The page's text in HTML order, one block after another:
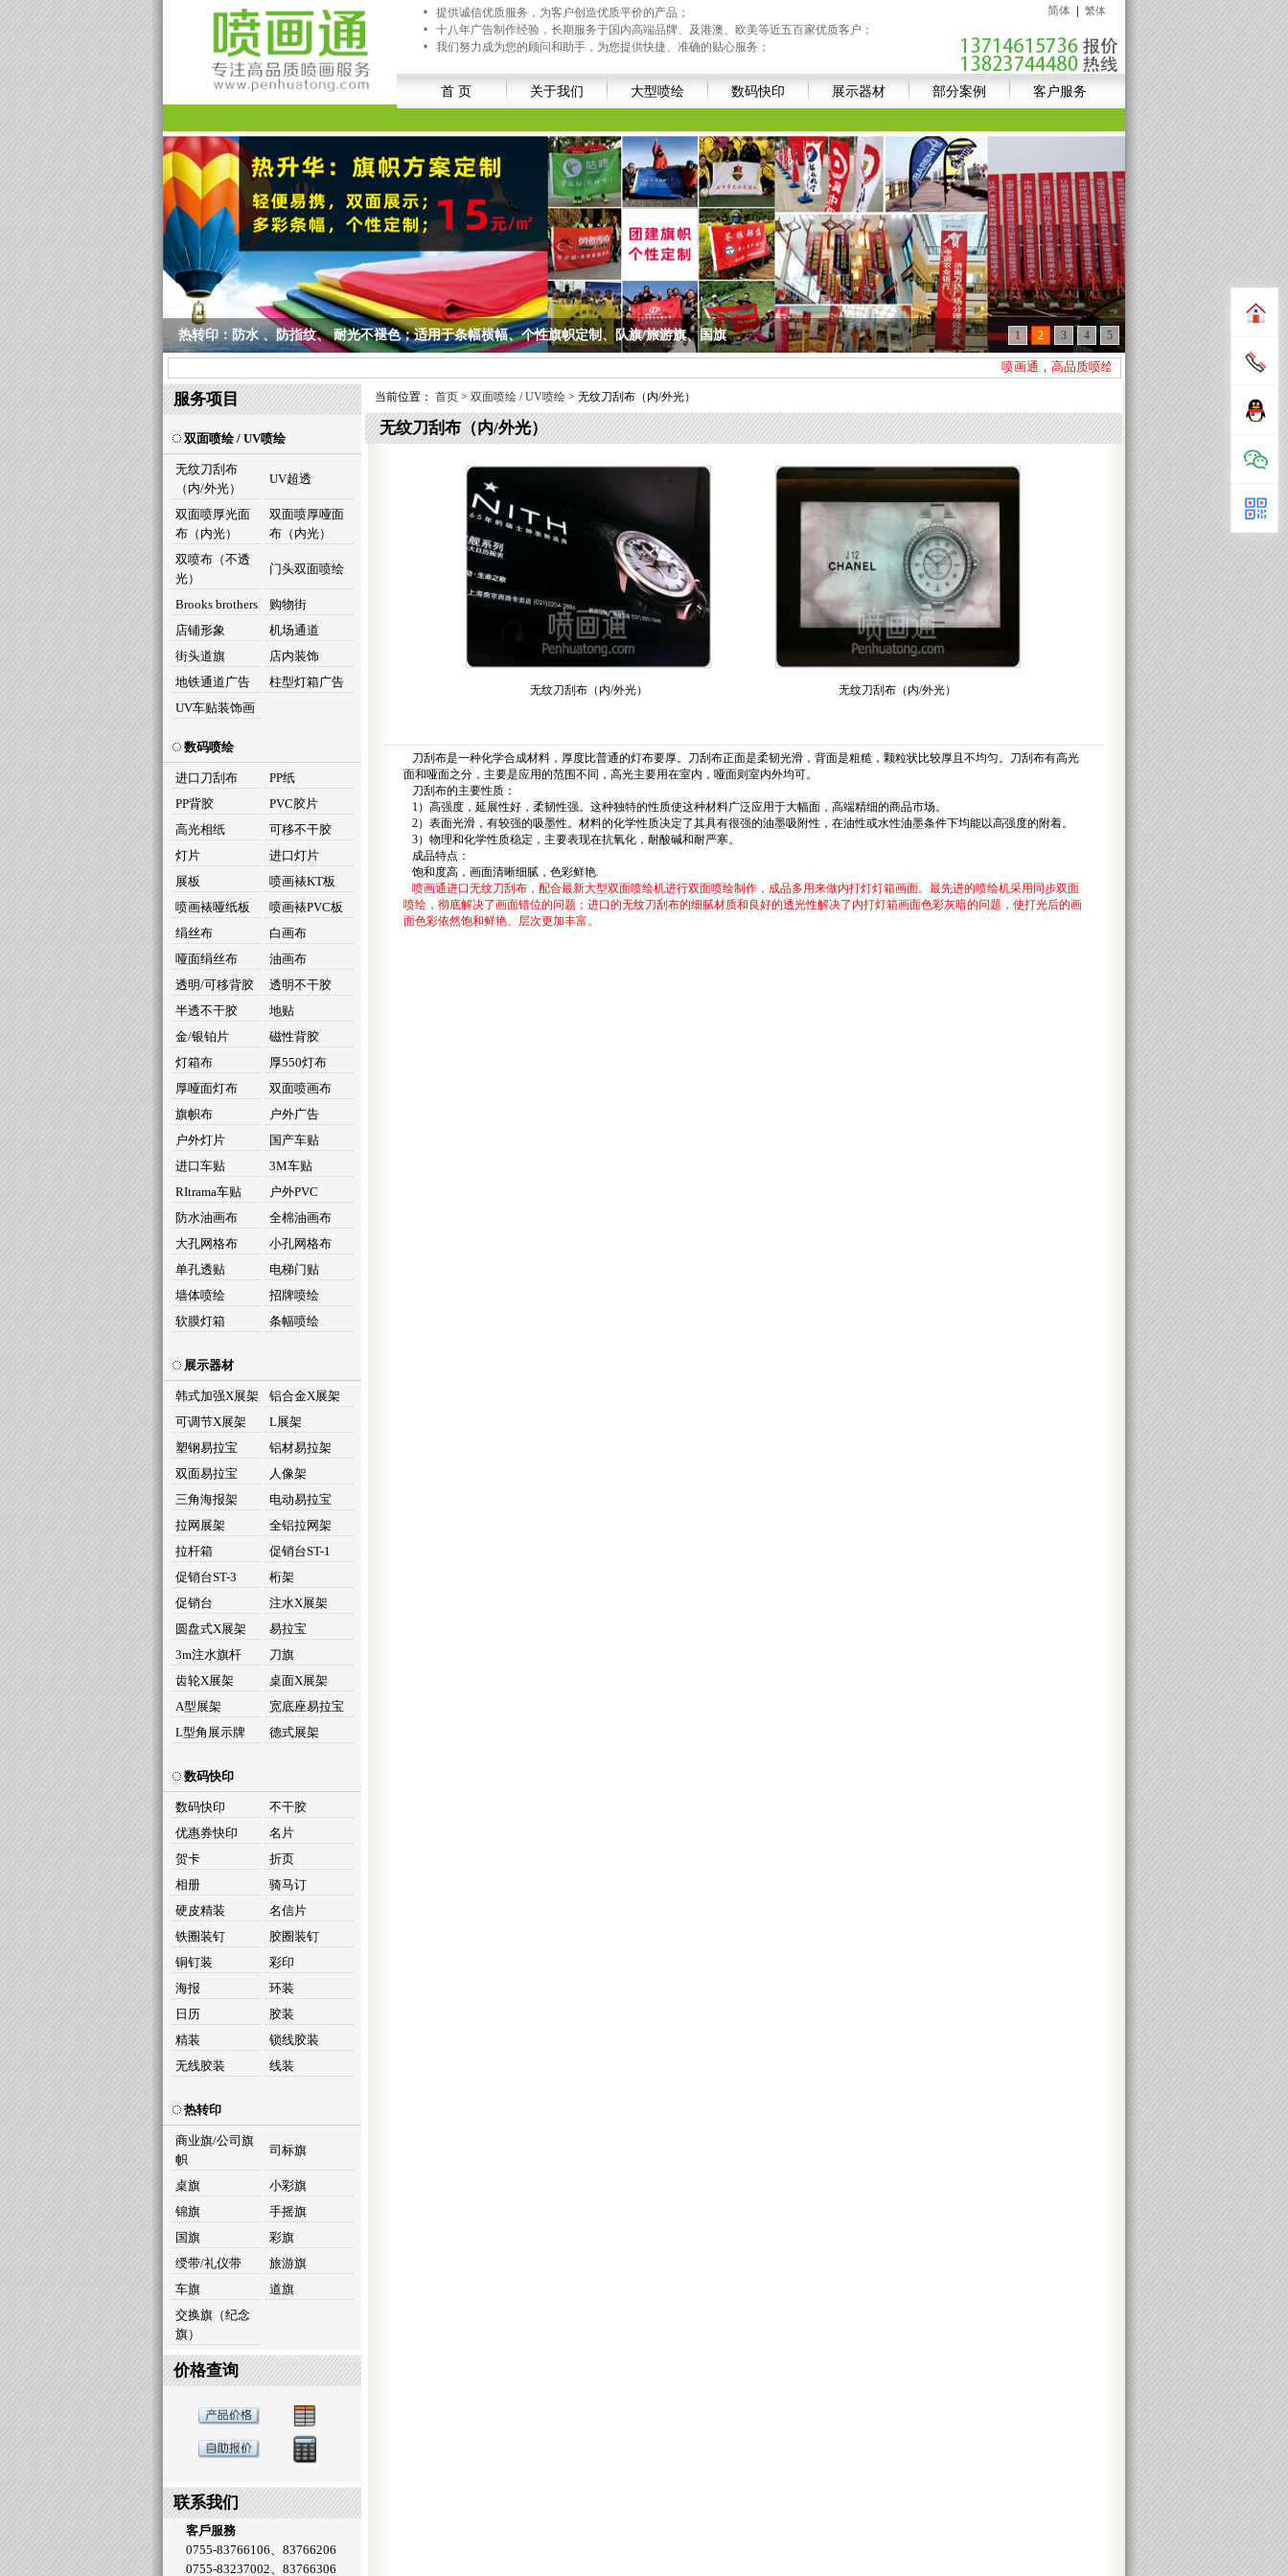
提供诚信优质服务，为客户创造优质平价的产品；
十八年广告制作经验，长期服务于国内高端品牌、及港澳、欧美等近五百家优质客户；
我们努力成为您的顾问和助手，为您提供快捷、准确的贴心服务；
简体 繁体
首 页 关于我们 大型喷绘 数码快印 展示器材 部分案例 客户服务
热转印：防水 、防指纹、 耐光不褪色；适用于条幅横幅、个性旗帜定制、队旗/旅游旗、国旗 1 2 3 4 5
喷画通，高品质喷绘服务商；新进高精UV设备+异
服务项目
双面喷绘 / UV喷绘
无纹刀刮布
（内/外光）
UV超透
双面喷厚光面
布（内光）
双面喷厚哑面
布（内光）
双喷布（不透
光）
门头双面喷绘
Brooks brothers
购物街
店铺形象
机场通道
街头道旗
店内装饰
地铁通道广告
柱型灯箱广告
UV车贴装饰画
数码喷绘
进口刀刮布
PP纸
PP背胶
PVC胶片
高光相纸
可移不干胶
灯片
进口灯片
展板
喷画裱KT板
喷画裱哑纸板
喷画裱PVC板
绢丝布
白画布
哑面绢丝布
油画布
透明/可移背胶
透明不干胶
半透不干胶
地贴
金/银铂片
磁性背胶
灯箱布
厚550灯布
厚哑面灯布
双面喷画布
旗帜布
户外广告
户外灯片
国产车贴
进口车贴
3M车贴
RItrama车贴
户外PVC
防水油画布
全棉油画布
大孔网格布
小孔网格布
单孔透贴
电梯门贴
墙体喷绘
招牌喷绘
软膜灯箱
条幅喷绘
展示器材
韩式加强X展架
铝合金X展架
可调节X展架
L展架
塑钢易拉宝
铝材易拉架
双面易拉宝
人像架
三角海报架
电动易拉宝
拉网展架
全铝拉网架
拉杆箱
促销台ST-1
促销台ST-3
桁架
促销台
注水X展架
圆盘式X展架
易拉宝
3m注水旗杆
刀旗
齿轮X展架
桌面X展架
A型展架
宽底座易拉宝
L型角展示牌
德式展架
数码快印
数码快印
不干胶
优惠券快印
名片
贺卡
折页
相册
骑马订
硬皮精装
名信片
铁圈装钉
胶圈装钉
铜钉装
彩印
海报
环装
日历
胶装
精装
锁线胶装
无线胶装
线装
热转印
商业旗/公司旗
帜
司标旗
桌旗
小彩旗
锦旗
手摇旗
国旗
彩旗
绶带/礼仪带
旅游旗
车旗
道旗
交换旗（纪念
旗）
价格查询
联系我们
客戶服務
0755-83766106、83766206
0755-83237002、83766306
当前位置： 首页 > 双面喷绘 / UV喷绘> 无纹刀刮布（内/外光）
无纹刀刮布（内/外光）
无纹刀刮布（内/外光） 无纹刀刮布（内/外光）
刀刮布是一种化学合成材料，厚度比普通的灯布要厚。刀刮布正面是柔韧光滑，背面是粗糙，颗粒状比较厚且不均匀。刀刮布有高光
面和哑面之分，主要是应用的范围不同，高光主要用在室内，哑面则室内外均可。
刀刮布的主要性质：
1）高强度，延展性好，柔韧性强。这种独特的性质使这种材料广泛应用于大幅面，高端精细的商品市场。
2）表面光滑，有较强的吸墨性。材料的化学性质决定了其具有很强的油墨吸附性，在油性或水性油墨条件下均能以高强度的附着。
3）物理和化学性质稳定，主要表现在抗氧化，耐酸碱和耐严寒。
成品特点：
饱和度高，画面清晰细腻，色彩鲜艳.
喷画通进口无纹刀刮布，配合最新大型双面喷绘机进行双面喷绘制作，成品多用来做内打灯灯箱画面。最先进的喷绘机采用同步双面
喷绘，彻底解决了画面错位的问题；进口的无纹刀刮布的细腻材质和良好的透光性解决了内打灯箱画面色彩灰暗的问题，使打光后的画
面色彩依然饱和鲜艳、层次更加丰富。